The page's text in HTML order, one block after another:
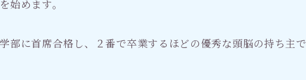
始めます。
部に首席合格し、２番で卒業するほどの優秀な頭脳の持ち主で